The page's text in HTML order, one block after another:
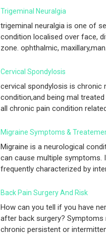
Trigeminal Neuralgia
trigeminal neuralgia is one of
condition localised over face,
zone. ophthalmic,
Cervical Spondylosis
cervical spondylosis is chronic
condition,and being mal
all chronic pain condition
Migraine Symptoms &
Migraine is a neurological
can cause multiple symptoms.
frequently characterized by
Back Pain Surgery And Risk
How can you tell if you have
after back surgery? Symptoms
chronic persistent or